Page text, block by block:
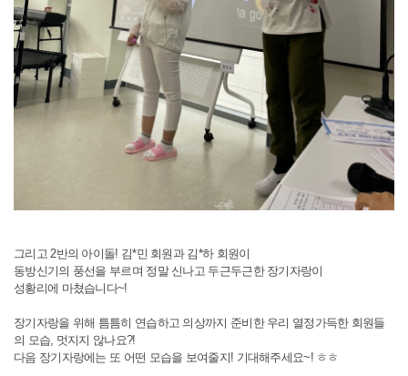
그리고 2반의 아이돌! 김*민 회원과 김*하 회원이
동방신기의 풍선을 부르며 정말 신나고 두근두근한 장기자랑이
성황리에 마쳤습니다~!
장기자랑을 위해 틈틈히 연습하고 의상까지 준비한 우리 열정가득한 회원들
의 모습, 멋지지 않나요?!
다음 장기자랑에는 또 어떤 모습을 보여줄지! 기대해주세요~! ㅎㅎ